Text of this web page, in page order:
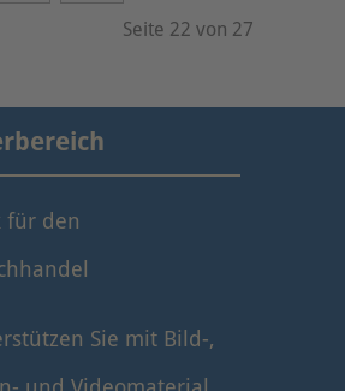
Seite 22 von 27
für den
Sie mit Bild-,